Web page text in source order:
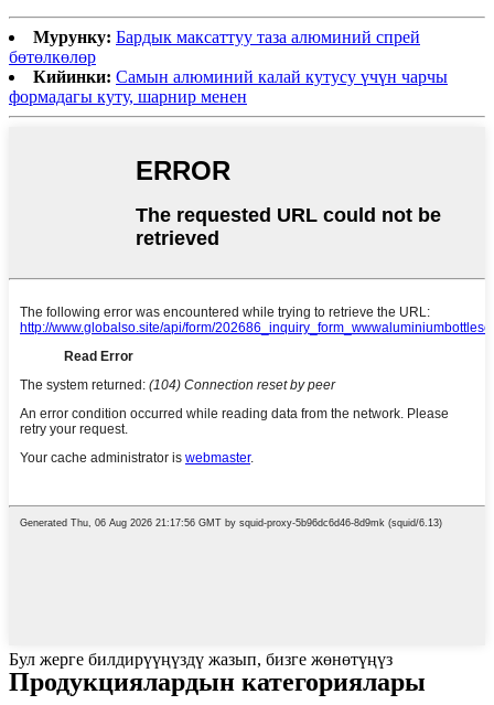
Мурунку: Бардык максаттуу таза алюминий спрей
бөтөлкөлөр
Кийинки: Самын алюминий калай кутусу үчүн чарчы
формадагы куту, шарнир менен
Бул жерге билдирүүңүздү жазып, бизге жөнөтүңүз
Продукциялардын категориялары